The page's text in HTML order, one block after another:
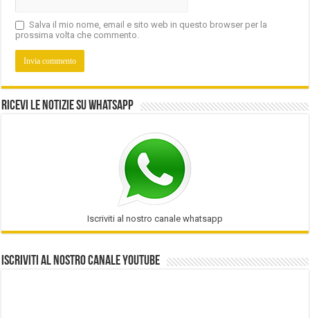
Salva il mio nome, email e sito web in questo browser per la
prossima volta che commento.
Ricevi le notizie su Whatsapp
Iscriviti al nostro canale whatsapp
Iscriviti al nostro Canale Youtube